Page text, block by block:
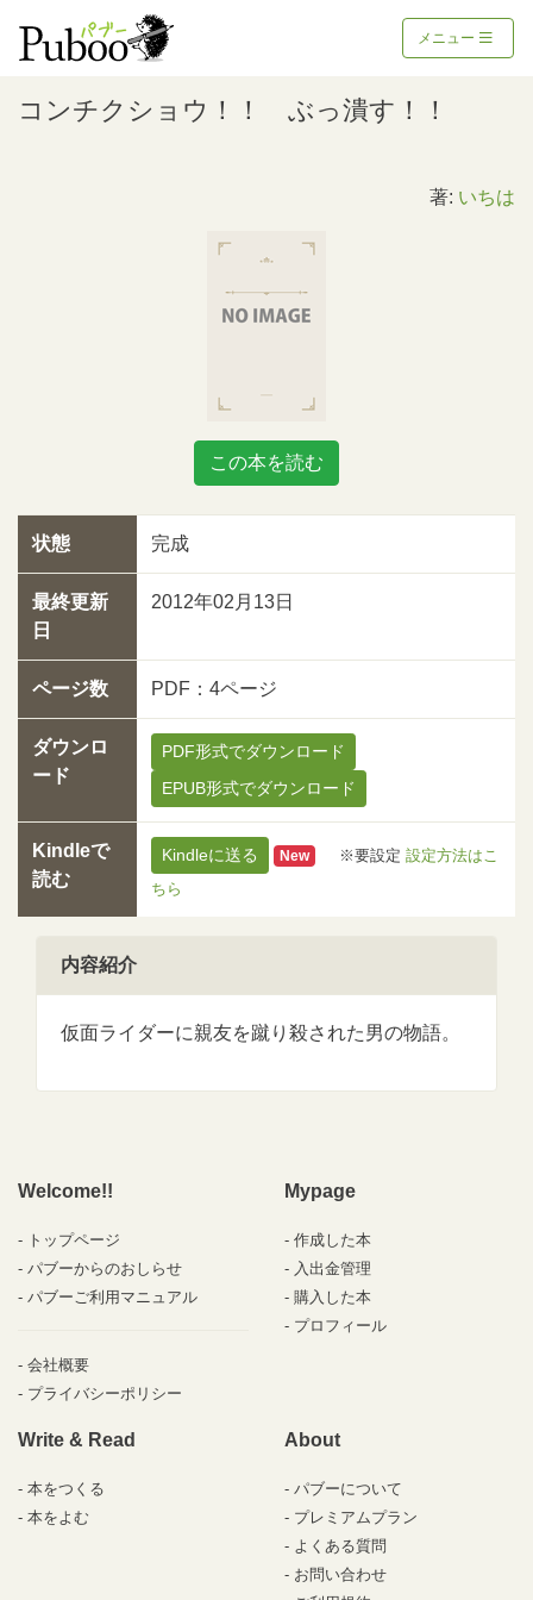
メニュー
コンチクショウ！！ ぶっ潰す！！
著: いちは
この本を読む
状態 完成
最終更新
日
2012年02月13日
ページ数 PDF：4ページ
ダウンロ
ード
PDF形式でダウンロード
EPUB形式でダウンロード
Kindleで
読む
Kindleに送る New ※要設定 設定方法はこ
ちら
内容紹介
仮面ライダーに親友を蹴り殺された男の物語。
Welcome!!
トップページ
パブーからのおしらせ
パブーご利用マニュアル
会社概要
プライバシーポリシー
Mypage
作成した本
入出金管理
購入した本
プロフィール
Write & Read
本をつくる
本をよむ
About
パブーについて
プレミアムプラン
よくある質問
お問い合わせ